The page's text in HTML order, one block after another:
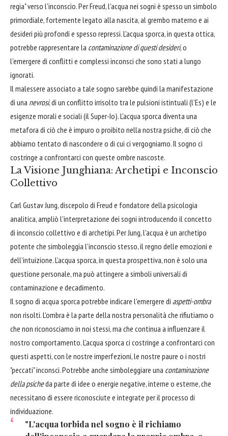
regia" verso l'inconscio. Per Freud, l'acqua nei sogni è spesso un simbolo
primordiale, fortemente legato alla nascita, al grembo materno e ai
desideri più profondi e spesso repressi. L'acqua sporca, in questa ottica,
potrebbe rappresentare la contaminazione di questi desideri, o
l'emergere di conflitti e complessi inconsci che sono stati a lungo
ignorati.
Il malessere associato a tale sogno sarebbe quindi la manifestazione
di una nevrosi, di un conflitto irrisolto tra le pulsioni istintuali (l'Es) e le
esigenze morali e sociali (il Super-Io). L'acqua sporca diventa una
metafora di ciò che è impuro o proibito nella nostra psiche, di ciò che
abbiamo tentato di nascondere o di cui ci vergogniamo. Il sogno ci
costringe a confrontarci con queste ombre nascoste.
La Visione Junghiana: Archetipi e Inconscio
Collettivo
Carl Gustav Jung, discepolo di Freud e fondatore della psicologia
analitica, ampliò l'interpretazione dei sogni introducendo il concetto
di inconscio collettivo e di archetipi. Per Jung, l'acqua è un archetipo
potente che simboleggia l'inconscio stesso, il regno delle emozioni e
dell'intuizione. L'acqua sporca, in questa prospettiva, non è solo una
questione personale, ma può attingere a simboli universali di
contaminazione e decadimento.
Il sogno di acqua sporca potrebbe indicare l'emergere di aspetti-ombra
non risolti. L'ombra è la parte della nostra personalità che rifiutiamo o
che non riconosciamo in noi stessi, ma che continua a influenzare il
nostro comportamento. L'acqua sporca ci costringe a confrontarci con
questi aspetti, con le nostre imperfezioni, le nostre paure o i nostri
"peccati" inconsci. Potrebbe anche simboleggiare una contaminazione
della psicheda parte di idee o energie negative, interne o esterne, che
necessitano di essere riconosciute e integrate per il processo di
individuazione.
"L'acqua torbida nel sogno è il richiamo